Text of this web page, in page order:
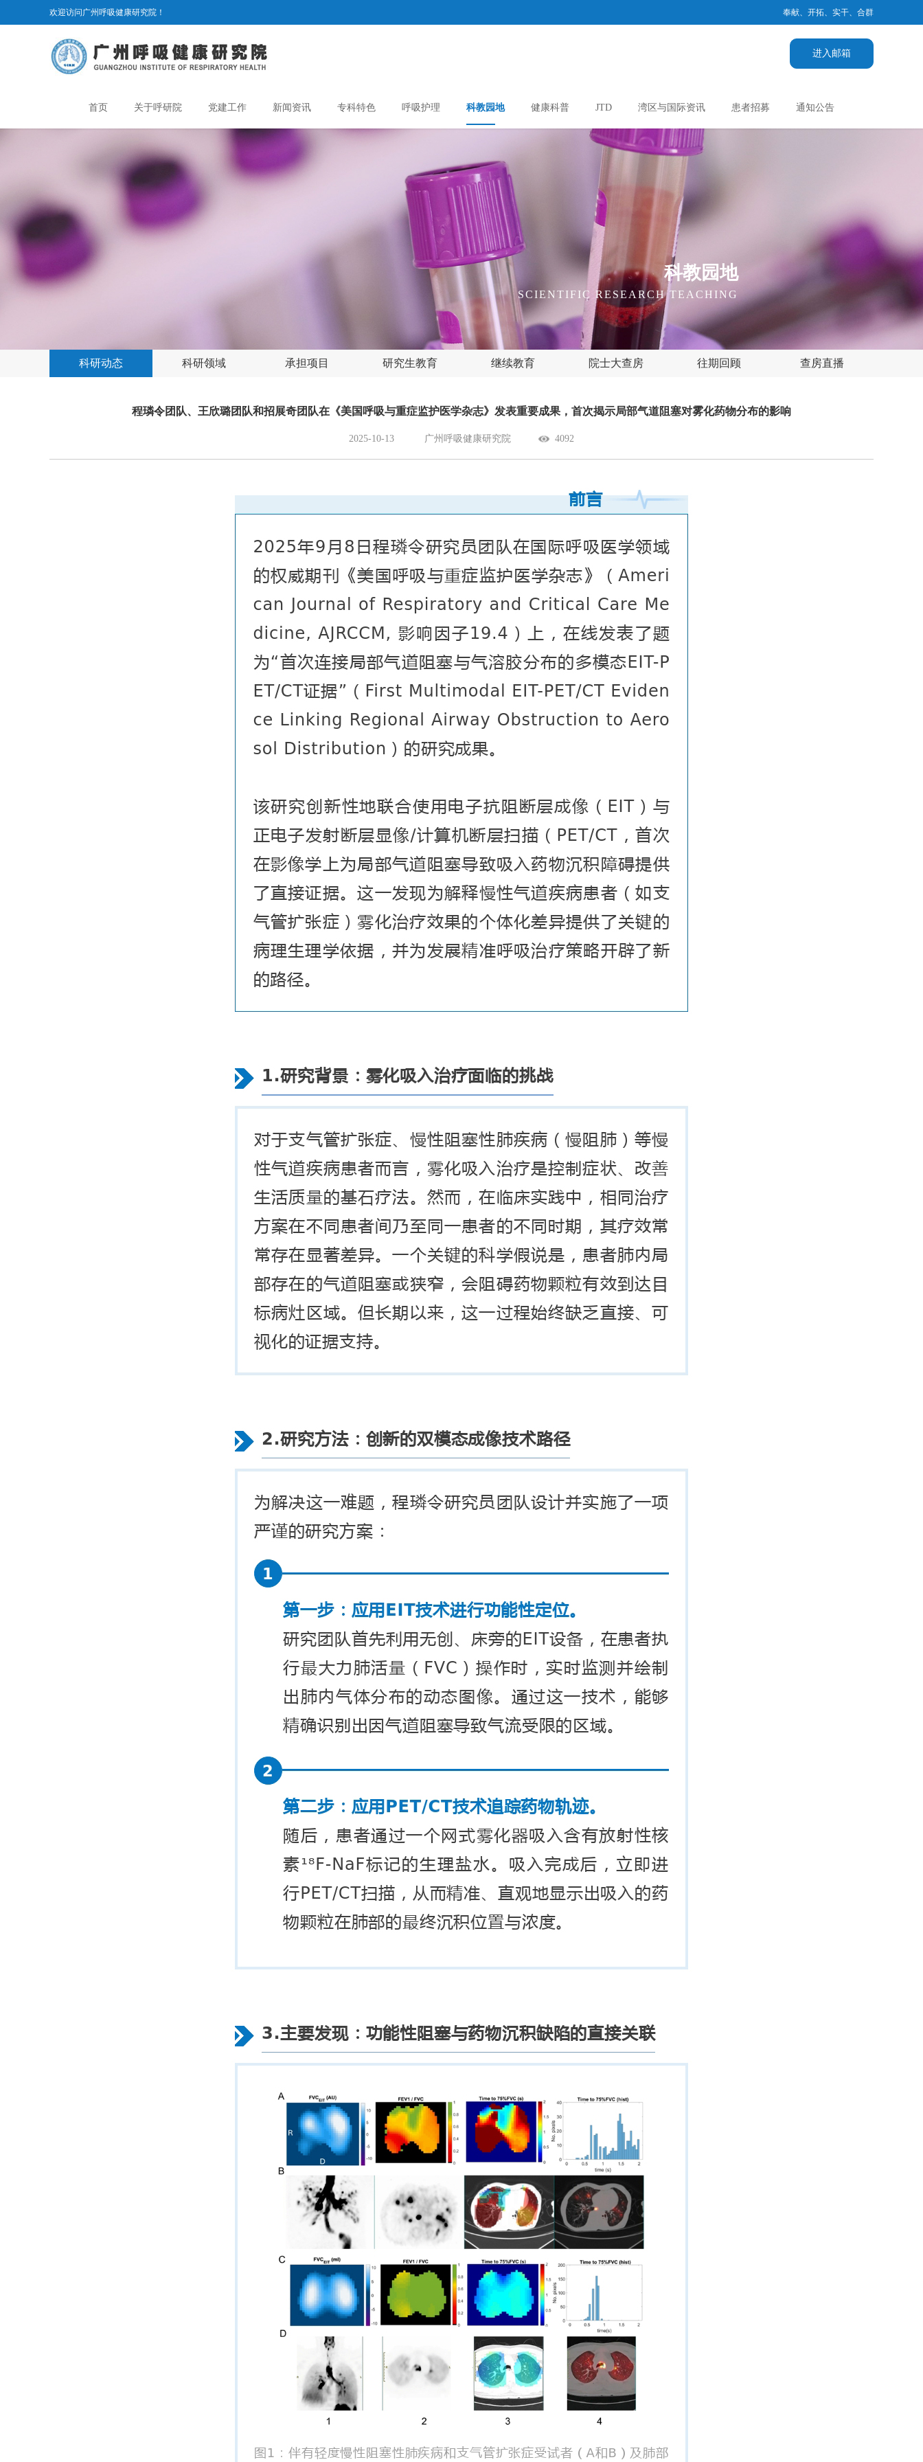
欢迎访问广州呼吸健康研究院！ 奉献、开拓、实干、合群
进入邮箱
首页 关于呼研院 党建工作 新闻资讯 专科特色 呼吸护理 科教园地 健康科普 JTD 湾区与国际资讯 患者招募 通知公告
科教园地
SCIENTIFIC RESEARCH TEACHING
科研动态 科研领域 承担项目 研究生教育 继续教育 院士大查房 往期回顾 查房直播
程璘令团队、王欣璐团队和招展奇团队在《美国呼吸与重症监护医学杂志》发表重要成果，首次揭示局部气道阻塞对雾化药物分布的影响
2025-10-13 广州呼吸健康研究院 4092